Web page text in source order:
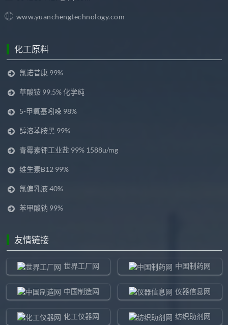
www.yuanchengtechnology.com
化工原料
氯诺昔康 99%
草酸铵 99.5% 化学纯
5-甲氧基吲哚 98%
醇溶苯胺黑 99%
青霉素钾工业盐 99% 1588u/mg
维生素B12 99%
氯偏乳液 40%
苯甲酸钠 99%
友情链接
世界工厂网 中国制药网
中国制造网 仪器信息网
化工仪器网 纺织助剂网